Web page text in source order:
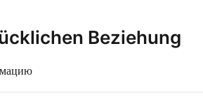
Beziehung